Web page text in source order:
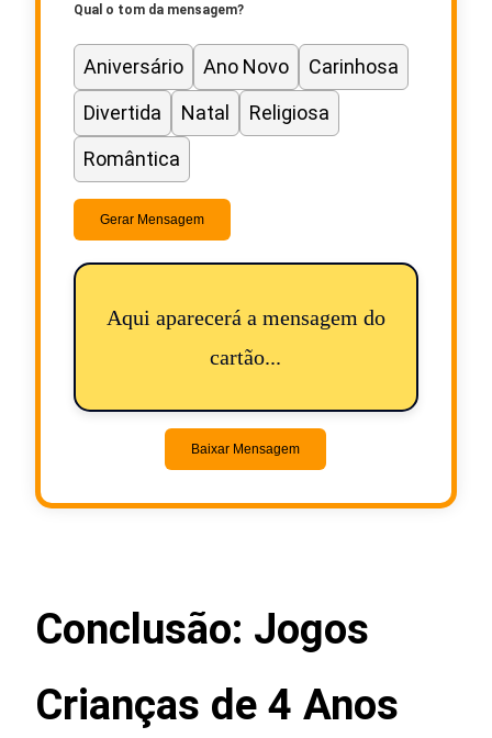
Qual o tom da mensagem?
Aniversário Ano Novo
Carinhosa
Divertida
Natal
Religiosa
Romântica
Gerar Mensagem
Aqui aparecerá a mensagem do
cartão...
Baixar Mensagem
Conclusão: Jogos
Crianças de 4 Anos